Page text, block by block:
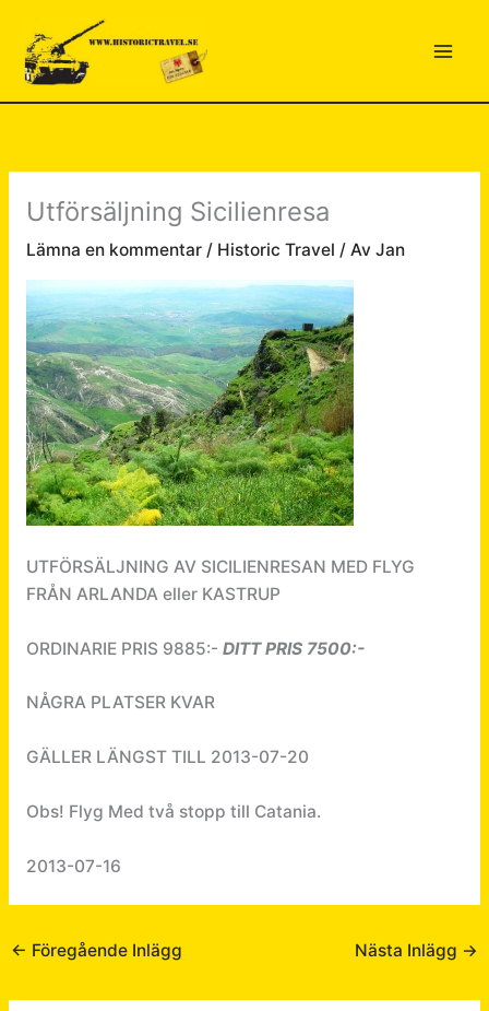
innehåll
Utförsäljning Sicilienresa
Lämna en kommentar / Historic Travel / Av Jan
UTFÖRSÄLJNING AV SICILIENRESAN MED FLYG
FRÅN ARLANDA eller KASTRUP
ORDINARIE PRIS 9885:- DITT PRIS 7500:-
NÅGRA PLATSER KVAR
GÄLLER LÄNGST TILL 2013-07-20
Obs! Flyg Med två stopp till Catania.
2013-07-16
← Föregående Inlägg Nästa Inlägg →